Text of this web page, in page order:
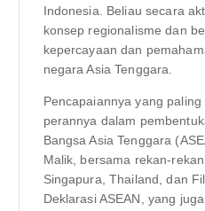
Indonesia. Beliau secara
konsep regionalisme dan
kepercayaan dan
negara Asia Tenggara.
Pencapaiannya yang
perannya dalam
Bangsa Asia Tenggara
Malik, bersama rekan-
Singapura, Thailand, dan
Deklarasi ASEAN, yang